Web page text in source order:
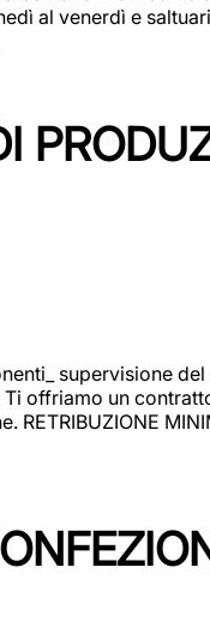
al venerdì e
supervisione
offriamo un